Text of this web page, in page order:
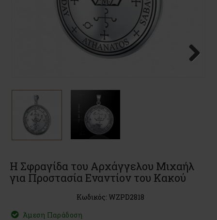
Η Σφραγίδα του Αρχάγγελου Μιχαήλ
για Προστασία Εναντίον του Κακού
Κωδικός: WZPD2818
Άμεση Παράδοση